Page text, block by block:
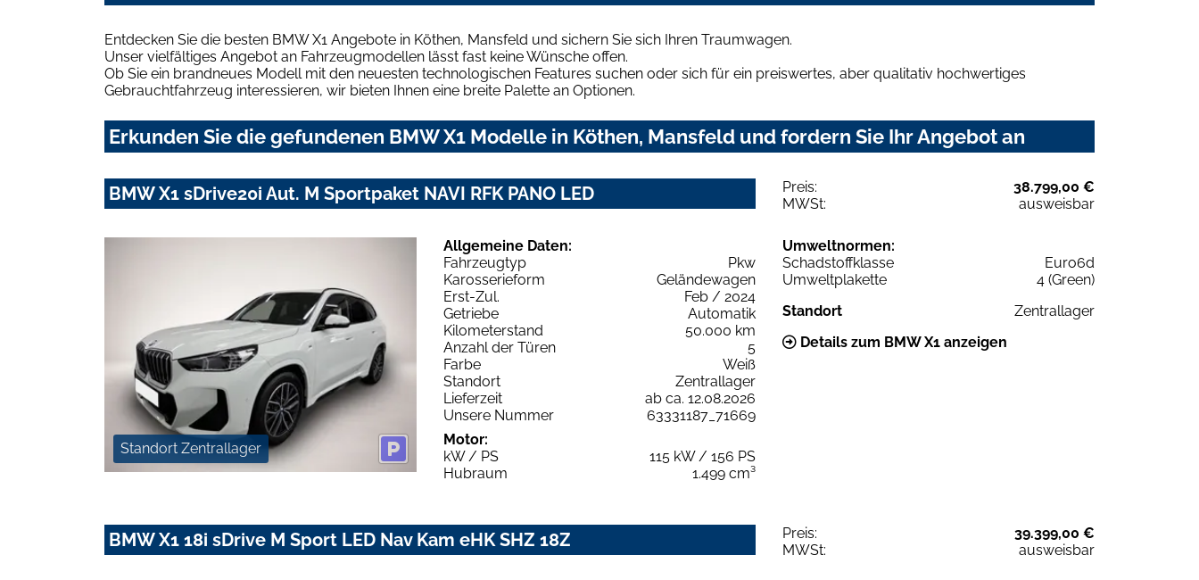
Entdecken Sie die besten BMW X1 Angebote in Köthen, Mansfeld und sichern Sie sich Ihren Traumwagen.
Unser vielfältiges Angebot an Fahrzeugmodellen lässt fast keine Wünsche offen.
Ob Sie ein brandneues Modell mit den neuesten technologischen Features suchen oder sich für ein preiswertes, aber qualitativ hochwertiges
Gebrauchtfahrzeug interessieren, wir bieten Ihnen eine breite Palette an Optionen.
Erkunden Sie die gefundenen BMW X1 Modelle in Köthen, Mansfeld und fordern Sie Ihr Angebot an
BMW X1 sDrive20i Aut. M Sportpaket NAVI RFK PANO LED Preis:
38.799,00 €
MWSt:
ausweisbar
Standort Zentrallager
Allgemeine Daten:
Fahrzeugtyp
Pkw
Karosserieform
Geländewagen
Erst-Zul.
Feb / 2024
Getriebe
Automatik
Kilometerstand
50.000 km
Anzahl der Türen
5
Farbe
Weiß
Standort
Zentrallager
Lieferzeit
ab ca. 12.08.2026
Unsere Nummer
63331187_71669
Motor:
kW / PS
115 kW / 156 PS
Hubraum
1.499 cm³
Umweltnormen:
Schadstoffklasse
Euro6d
Umweltplakette
4 (Green)
Standort
Zentrallager
Details zum BMW X1 anzeigen
BMW X1 18i sDrive M Sport LED Nav Kam eHK SHZ 18Z Preis:
39.399,00 €
MWSt:
ausweisbar